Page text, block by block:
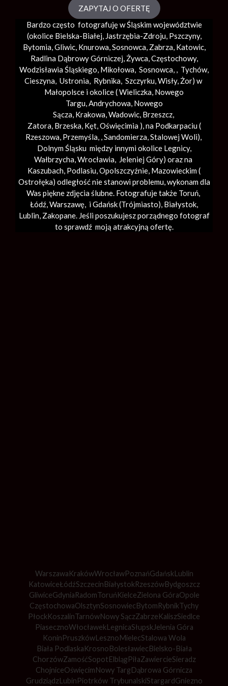
ZAPYTAJ O OFERTĘ
Bardzo często fotografuję w Śląskim województwie
(okolice Bielska-Białej, Jastrzębia-Zdroju, Pszczyny,
Bytomia, Gliwic, Knurowa, Sosnowca, Zabrza, Katowic,
Radlina Dąbrowy Górniczej, Żywca, Częstochowy,
Wodzisławia Śląskiego, Mikołowa, Sosnowca, , Tychów,
Cieszyna, Ustronia, Rybnika, Szczyrku, Wisły, Żor) w
Małopolsce i okolice (Wieliczka, Nowego
Targu,Andrychowa, Nowego
Sącza, Krakowa,Wadowic, Brzeszcz,
Zatora, Brzeska, Kęt,Oświęcimia), na Podkarpaciu (
Rzeszowa, Przemyśla, ,Sandomierza,Stalowej Woli),
Dolnym Śląsku między innymi okolice Legnicy,
Wałbrzycha,Wrocławia, Jeleniej Góry) oraz na
Kaszubach, Podlasiu, Opolszczyźnie, Mazowieckim (
Ostrołęka) odległość nie stanowi problemu, wykonam dla
Was piękne zdjęcia ślubne. Fotografuje także Toruń,
Łódź,Warszawę, i Gdańsk (Trójmiasto), Białystok,
Lublin, Zakopane. Jeśli poszukujesz porządnego fotograf
to sprawdź moją atrakcyjną ofertę.
WarszawaKrakówWrocławPoznańGdańskLublin
KatowiceŁódźSzczecinBiałystokRzeszówBydgoszcz
GliwiceGdyniaRadomToruńKielceZielona GóraOpole
CzęstochowaOlsztynSosnowiecBytomRybnikTychy
PłockKoszalinTarnówNowy SączZabrzeKaliszSiedlce
PiasecznoWłocławekLegnicaSłupsk Jelenia Góra
KoninPruszkówLesznoMielecStalowa Wola
Biała PodlaskaKrosnoBolesławiecBielsko-Biała
ChorzówZamośćSopotElblągPiłaZawiercieSieradz
ChojniceOświęcimNowy TargDąbrowa Górnicza
GrudziądzLubinPiotrków TrybunalskiStargardGniezno